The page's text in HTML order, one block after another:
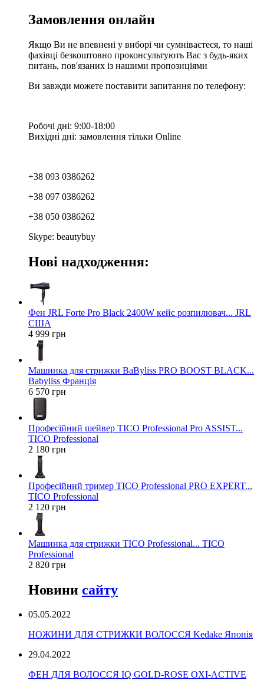
Замовлення онлайн
Якщо Ви не впевнені у виборі чи сумніваєтеся, то наші
фахівці безкоштовно проконсультують Вас з будь-яких
питань, пов'язаних із нашими пропозиціями
Ви завжди можете поставити запитання по телефону:
Робочі дні: 9:00-18:00
Вихідні дні: замовлення тільки Online
+38 093 0386262
+38 097 0386262
+38 050 0386262
Skype: beautybuy
Нові надходження:
Фен JRL Forte Pro Black 2400W кейс розпилювач... JRL
США
4 999 грн
Машинка для стрижки BaByliss PRO BOOST BLACK...
Babyliss Франція
6 570 грн
Професійний шейвер TICO Professional Pro ASSIST...
TICO Professional
2 180 грн
Професійний тример TICO Professional PRO EXPERT...
TICO Professional
2 120 грн
Машинка для стрижки TICO Professional... TICO
Professional
2 820 грн
Новини сайту
05.05.2022
НОЖИНИ ДЛЯ СТРИЖКИ ВОЛОССЯ Kedake Японія
29.04.2022
ФЕН ДЛЯ ВОЛОССЯ IQ GOLD-ROSE OXI-ACTIVE